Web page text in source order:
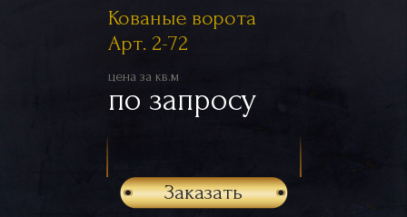
Кованые ворота
Арт. 2-72
цена за кв.м
по запросу
Заказать